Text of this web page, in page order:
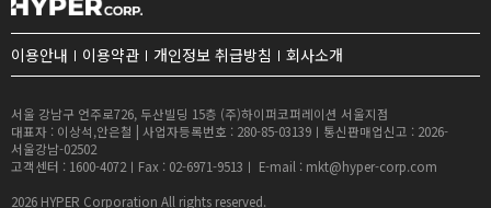
이용안내 이용약관 개인정보 취급방침 회사소개
서울 강남구 언주로726, 두산빌딩 15층 (주)하이퍼코퍼레이션 서울지점
대표자 : 이상석,안은철 | 사업자등록번호 : 280-85-03139ㅣ통신판매업신고 : 2026-
서울강남-02502
고객센터 : 1600-4072ㅣFax : 02-6971-9513ㅣ E-mail : mkt@hyper-corp.com